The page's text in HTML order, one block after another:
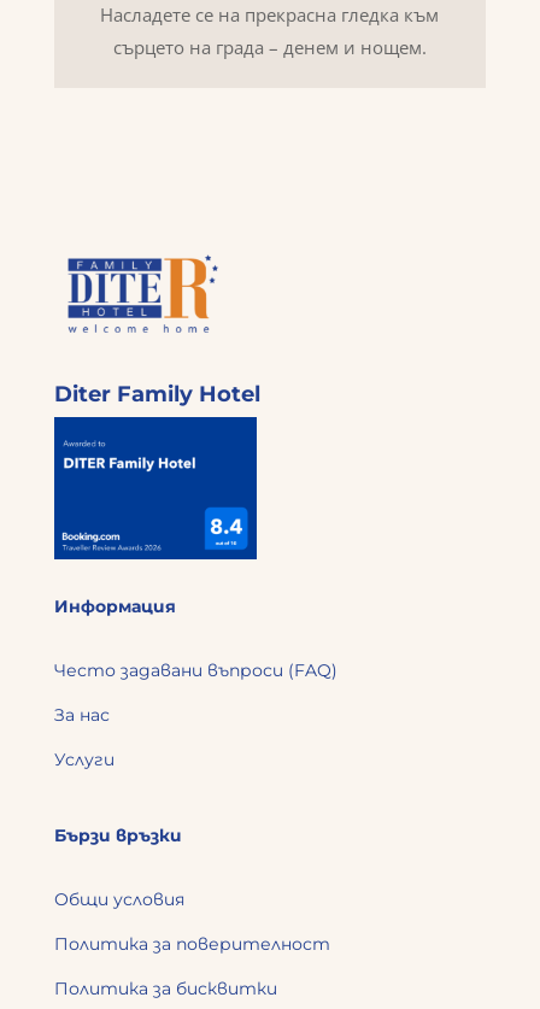
Насладете се на прекрасна гледка към
сърцето на града – денем и нощем.
Diter Family Hotel
Информация
Често задавани въпроси (FAQ)
За нас
Услуги
Бързи връзки
Общи условия
Политика за поверителност
Политика за бисквитки